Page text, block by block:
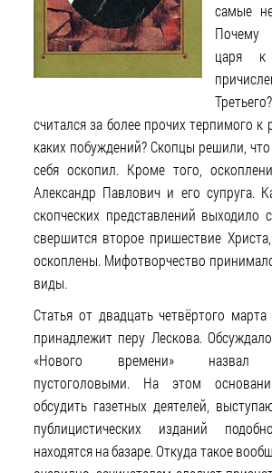
самые
Почему
царя к
считался за более прочих терпимого к
каких побуждений? Скопцы решили,
себя оскопил. Кроме того,
Александр Павлович и его супруга.
скопческих представлений выходило
свершится второе пришествие
оскоплены. Мифотворчество
виды.
Статья от двадцать четвёртого марта
принадлежит перу Лескова.
«Нового времени» назвал
пустоголовыми. На этом
обсудить газетных деятелей,
публицистических изданий
находятся на базаре. Откуда такое